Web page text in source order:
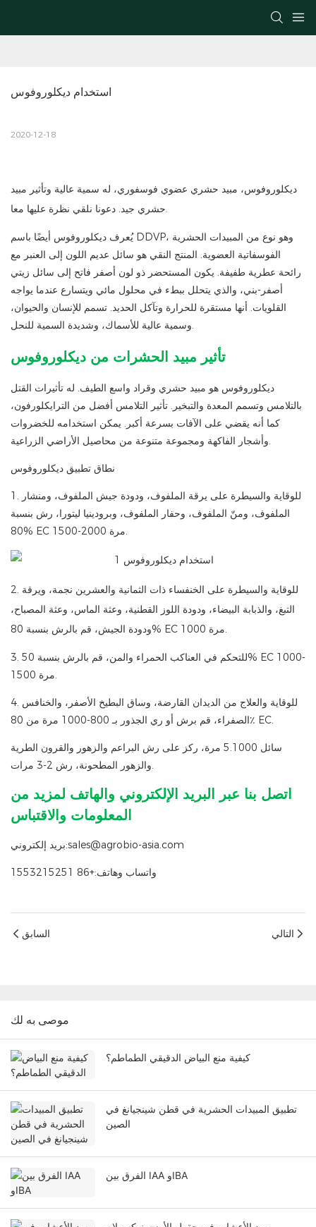
استخدام ديكلوروفوس
2020-12-18
ديكلوروفوس، مبيد حشري عضوي فوسفوري، له سمية عالية وتأثير مبيد
حشري جيد. دعونا نلقي نظرة عليها معا.
يُعرف ديكلوروفوس أيضًا باسم DDVP، وهو نوع من المبيدات الحشرية
الفوسفاتية العضوية. المنتج النقي هو سائل عديم اللون إلى العنبر مع
رائحة عطرية طفيفة. يكون المستحضر ذو لون أصفر فاتح إلى سائل زيتي
أصفر-بني، والذي يتحلل ببطء في محلول مائي ويتسارع عندما يواجه
القلويات. أنها مستقرة للحرارة وتآكل الحديد. تسمم للإنسان والحيوان،
وسمية عالية للأسماك، وشديدة السمية للنحل.
تأثير مبيد الحشرات من ديكلوروفوس
ديكلوروفوس هو مبيد حشري وقراد واسع الطيف. له تأثيرات القتل
بالتلامس وتسمم المعدة والتبخير. تأثير التلامس أفضل من الترايكلورفون،
كما أنه يقضي على الآفات بسرعة أكبر. يمكن استخدامه للخضروات
وأشجار الفاكهة ومجموعة متنوعة من محاصيل الأراضي الزراعية.
نطاق تطبيق ديكلوروفوس
1. للوقاية والسيطرة على يرقة الملفوف، ودودة جيش الملفوف، ومنشار
الملفوف، ومنّ الملفوف، وحفار الملفوف، وبرودينيا ليتورا، رش بنسبة
80% EC 1500-2000 مرة.
2. للوقاية والسيطرة على الخنفساء ذات الثمانية والعشرين نجمة، ويرقة
التبغ، والذبابة البيضاء، ودودة اللوز القطنية، وعثة الماس، وعثة المصباح،
ودودة الجيش، قم بالرش بنسبة 80% EC 1000 مرة.
3. للتحكم في العناكب الحمراء والمن، قم بالرش بنسبة 50% EC 1000-
1500 مرة.
4. للوقاية والعلاج من الديدان القارضة، وساق البطيخ الأصفر، والخنافس
الصفراء، قم برش أو ري الجذور بـ 800-1000 مرة من 80٪ EC.
سائل 5.1000 مرة، ركز على رش البراعم والزهور والقرون الطرية
والزهور المطحونة، رش 2-3 مرات.
اتصل بنا عبر البريد الإلكتروني والهاتف لمزيد من
المعلومات والاقتباس
بريد إلكتروني:sales@agrobio-asia.com
واتساب وهاتف:+86 1553215251
السابق التالي
موصى به لك
كيفية منع البياض الدقيقي الطماطم؟
تطبيق المبيدات الحشرية في قطن شينجيانغ في
الصين
الفرق بين IAA وIBA